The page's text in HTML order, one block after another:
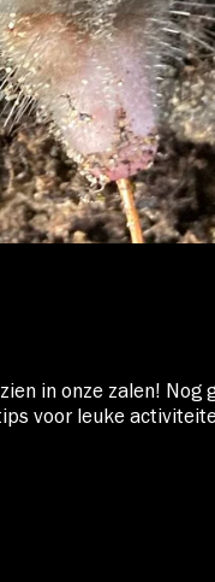
LUX
in onze zalen! Nog
voor leuke